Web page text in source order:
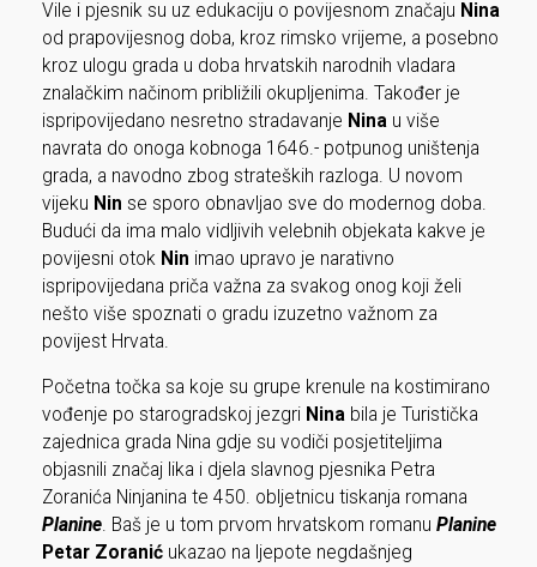
Vile i pjesnik su uz edukaciju o povijesnom značaju Nina
od prapovijesnog doba, kroz rimsko vrijeme, a posebno
kroz ulogu grada u doba hrvatskih narodnih vladara
znalačkim načinom približili okupljenima. Također je
ispripovijedano nesretno stradavanje Ninau više
navrata do onoga kobnoga 1646.- potpunog uništenja
grada, a navodno zbog strateških razloga. U novom
vijeku Nin se sporo obnavljao sve do modernog doba.
Budući da ima malo vidljivih velebnih objekata kakve je
povijesni otok Nin imao upravo je narativno
ispripovijedana priča važna za svakog onog koji želi
nešto više spoznati o gradu izuzetno važnom za
povijest Hrvata.
Početna točka sa koje su grupe krenule na kostimirano
vođenje po starogradskoj jezgri Ninabila je Turistička
zajednica grada Nina gdje su vodiči posjetiteljima
objasnili značaj lika i djela slavnog pjesnika Petra
Zoranića Ninjanina te 450. obljetnicu tiskanja romana
Planine. Baš je u tom prvom hrvatskom romanu Planine
Petar Zoranićukazao na ljepote negdašnjeg